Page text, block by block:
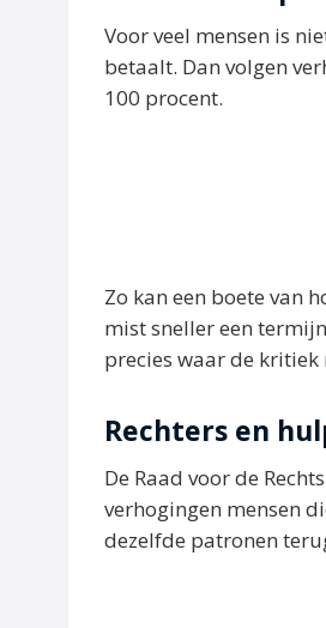
Voor veel mensen is
betaalt. Dan volgen
100 procent.
Zo kan een boete van
mist sneller een
precies waar de kritiek
Rechters en
De Raad voor de
verhogingen mensen
dezelfde patronen